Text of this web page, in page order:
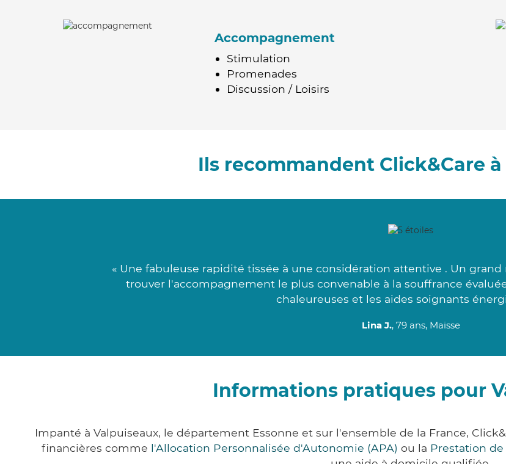
Accompagnement
Stimulation
Promenades
Discussion / Loisirs
Ils recommandent Click&Care
« Une fabuleuse rapidité tissée à une considération attentive . Un
trouver l'accompagnement le plus convenable à la souffrance
chaleureuses et les aides soignants
Lina J., 79 ans, Maisse
Informations pratiques pour
Impanté à Valpuiseaux, le département Essonne et sur l'ensemble de la France,
financières comme l'Allocation Personnalisée d'Autonomie (APA) ou la Prestation